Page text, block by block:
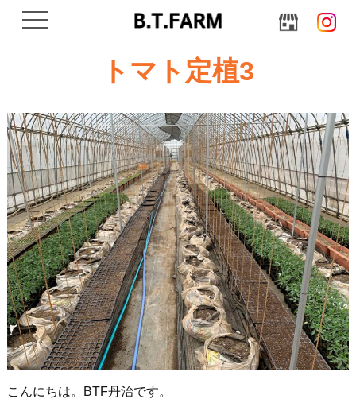
navigation
トマト定植3
こんにちは。BTF丹治です。